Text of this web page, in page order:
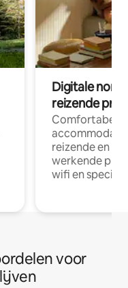
Digitale
reizende
Comfortabele
reizende en
werkende
wifi en
voor